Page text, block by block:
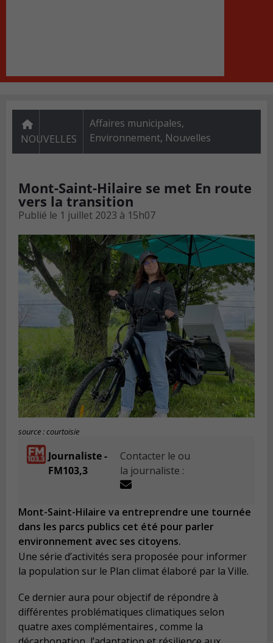
NOUVELLES
Affaires municipales,
Environnement, Nouvelles
Mont-Saint-Hilaire se met En route
vers la transition
Publié le 1 juillet 2023 à 15h07
source : courtoisie
Journaliste -
FM103,3
Contacter le ou
la journaliste :
Mont-Saint-Hilaire va entreprendre une tournée
dans les parcs publics cet été pour parler
environnement avec ses citoyens.
Une série d’activités sera proposée pour informer
la population sur le Plan climat élaboré par la Ville.
Ce dernier aura pour objectif de répondre à
différentes problématiques climatiques selon
quatre axes complémentaires, comme la